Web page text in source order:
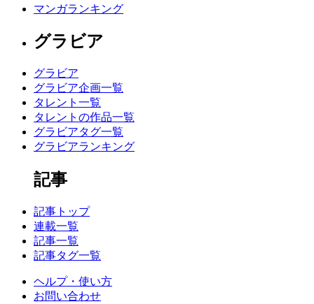
マンガランキング
グラビア
グラビア
グラビア企画一覧
タレント一覧
タレントの作品一覧
グラビアタグ一覧
グラビアランキング
記事
記事トップ
連載一覧
記事一覧
記事タグ一覧
ヘルプ・使い方
お問い合わせ